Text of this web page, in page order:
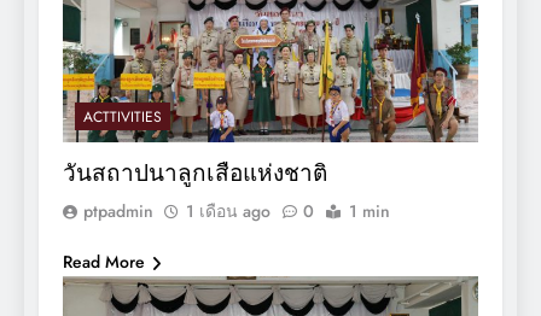
ACTTIVITIES
วันสถาปนาลูกเสือแห่งชาติ
ptpadmin 1 เดือน ago 0 1 min
Read More